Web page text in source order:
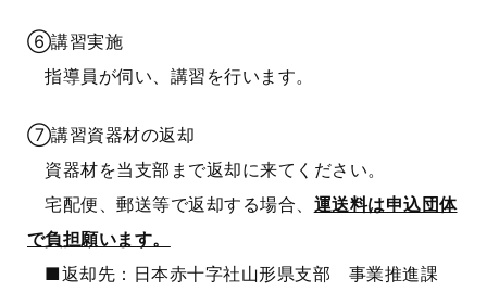
⑥講習実施
指導員が伺い、講習を行います。
⑦講習資器材の返却
資器材を当支部まで返却に来てください。
宅配便、郵送等で返却する場合、 運送料は申込団体
で負担願います。
■返却先：日本赤十字社山形県支部 事業推進課